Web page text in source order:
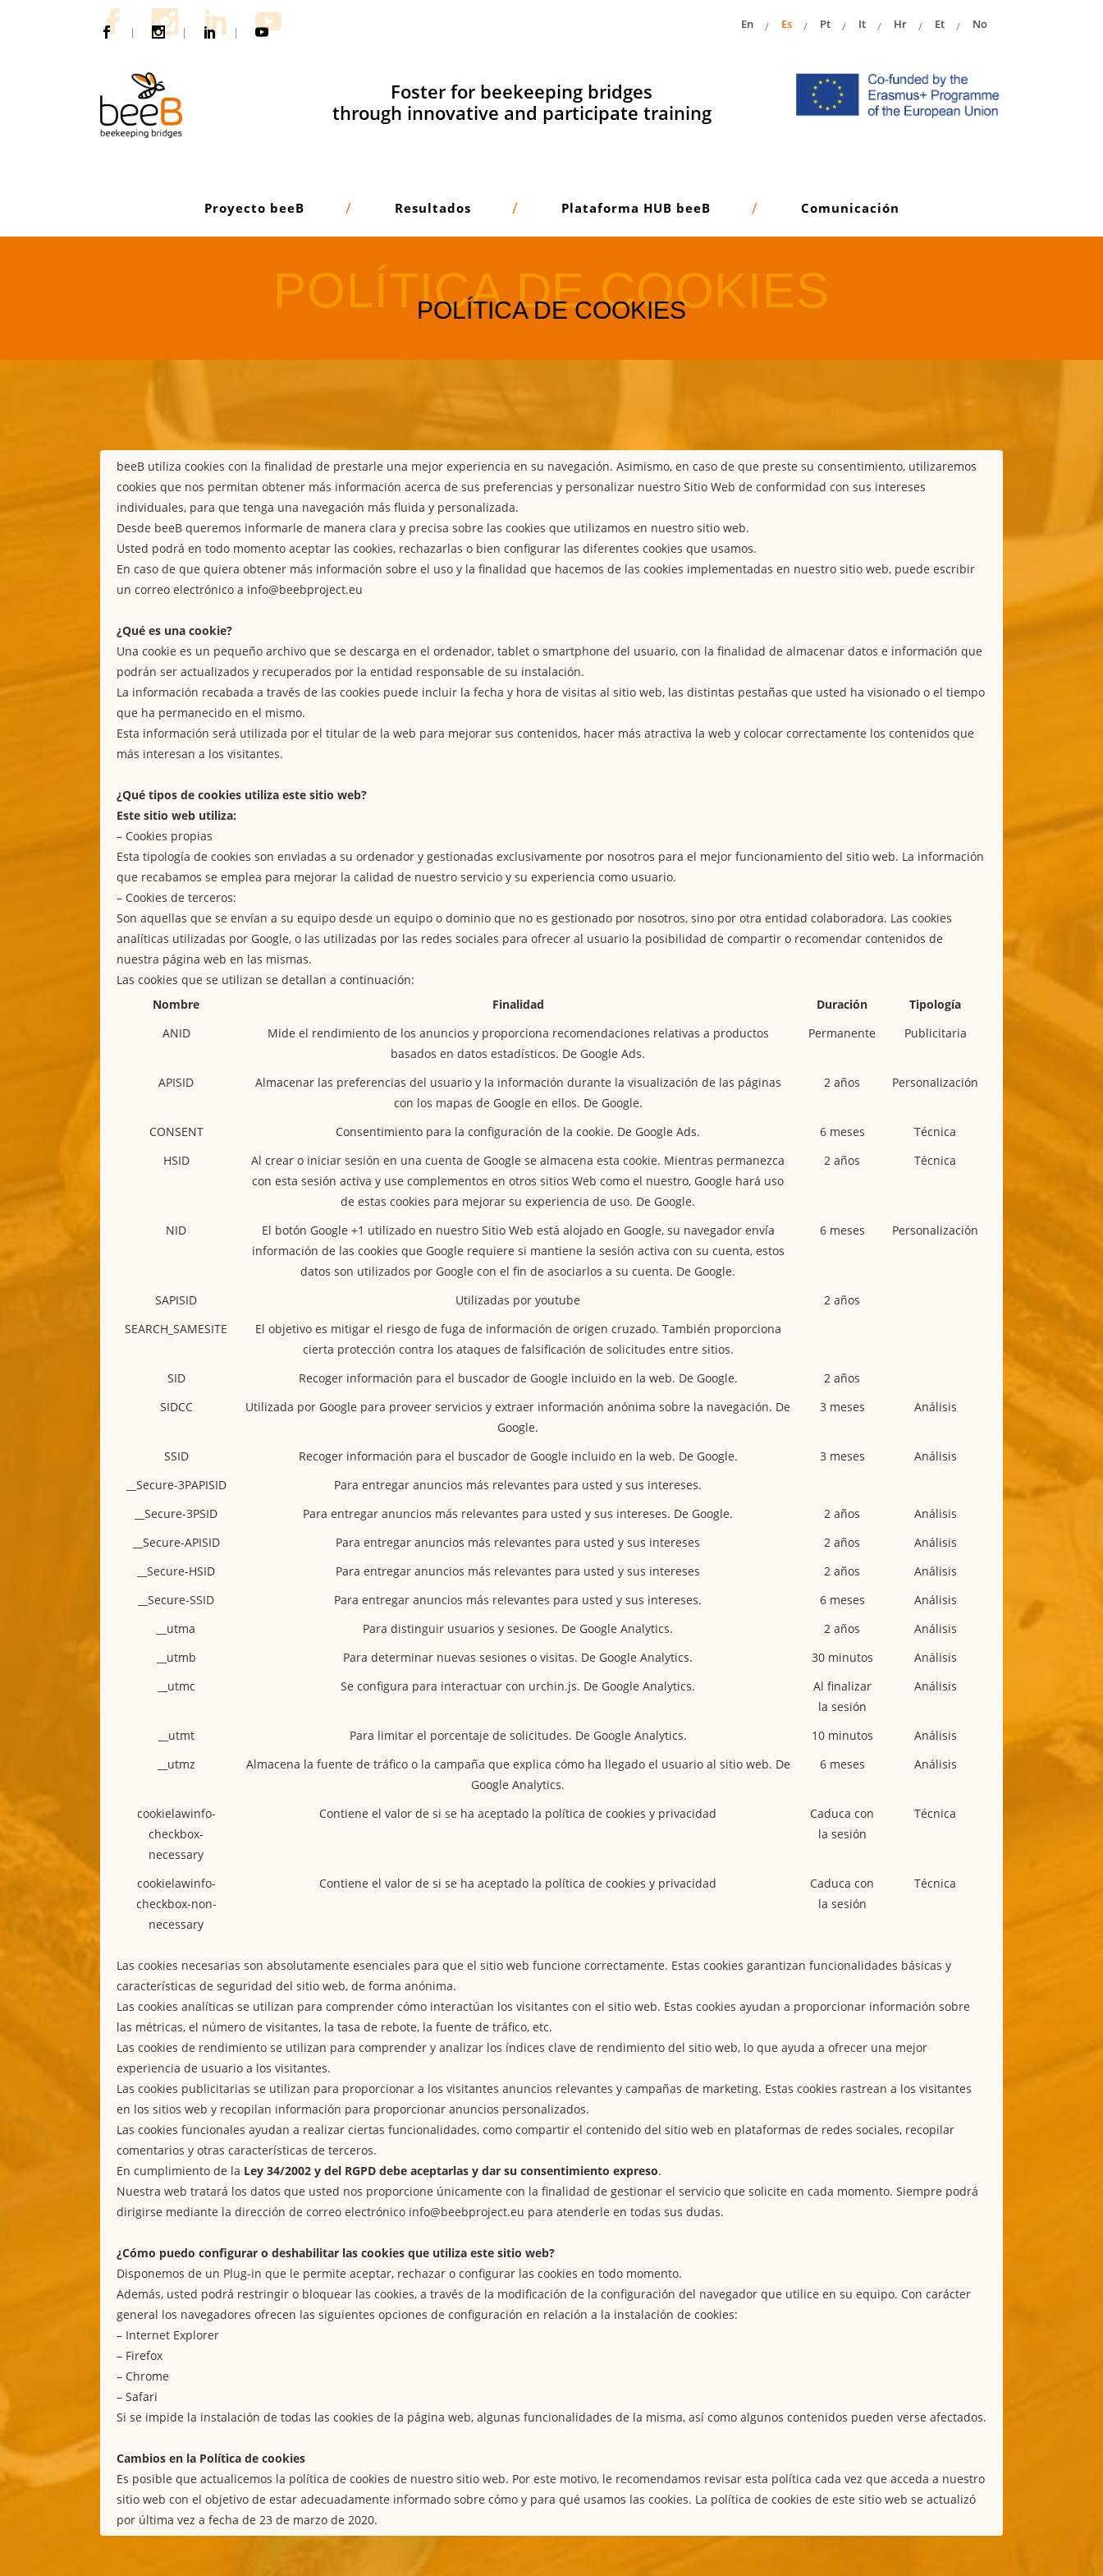
| | |
En Es Pt It Hr Et No
Foster for beekeeping bridges
through innovative and participate training
Proyecto beeB Resultados Plataforma HUB beeB Comunicación
beeB utiliza cookies con la finalidad de prestarle una mejor experiencia en su navegación. Asimismo, en caso de que preste su consentimiento, utilizaremos
cookies que nos permitan obtener más información acerca de sus preferencias y personalizar nuestro Sitio Web de conformidad con sus intereses
individuales, para que tenga una navegación más fluida y personalizada.
Desde beeB queremos informarle de manera clara y precisa sobre las cookies que utilizamos en nuestro sitio web.
Usted podrá en todo momento aceptar las cookies, rechazarlas o bien configurar las diferentes cookies que usamos.
En caso de que quiera obtener más información sobre el uso y la finalidad que hacemos de las cookies implementadas en nuestro sitio web, puede escribir
un correo electrónico a info@beebproject.eu
¿Qué es una cookie?
Una cookie es un pequeño archivo que se descarga en el ordenador, tablet o smartphone del usuario, con la finalidad de almacenar datos e información que
podrán ser actualizados y recuperados por la entidad responsable de su instalación.
La información recabada a través de las cookies puede incluir la fecha y hora de visitas al sitio web, las distintas pestañas que usted ha visionado o el tiempo
que ha permanecido en el mismo.
Esta información será utilizada por el titular de la web para mejorar sus contenidos, hacer más atractiva la web y colocar correctamente los contenidos que
más interesan a los visitantes.
¿Qué tipos de cookies utiliza este sitio web?
Este sitio web utiliza:
– Cookies propias
Esta tipología de cookies son enviadas a su ordenador y gestionadas exclusivamente por nosotros para el mejor funcionamiento del sitio web. La información
que recabamos se emplea para mejorar la calidad de nuestro servicio y su experiencia como usuario.
– Cookies de terceros:
Son aquellas que se envían a su equipo desde un equipo o dominio que no es gestionado por nosotros, sino por otra entidad colaboradora. Las cookies
analíticas utilizadas por Google, o las utilizadas por las redes sociales para ofrecer al usuario la posibilidad de compartir o recomendar contenidos de
nuestra página web en las mismas.
Las cookies que se utilizan se detallan a continuación:
Nombre
Finalidad Duración
Tipología
ANID
Mide el rendimiento de los anuncios y proporciona recomendaciones relativas a productos
basados en datos estadísticos. De Google Ads.
Permanente Publicitaria
APISID
Almacenar las preferencias del usuario y la información durante la visualización de las páginas
con los mapas de Google en ellos. De Google.
2 años Personalización
CONSENT Consentimiento para la configuración de la cookie. De Google Ads. 6 meses
Técnica
HSID
Al crear o iniciar sesión en una cuenta de Google se almacena esta cookie. Mientras permanezca
con esta sesión activa y use complementos en otros sitios Web como el nuestro, Google hará uso
de estas cookies para mejorar su experiencia de uso. De Google.
2 años Técnica
NID
El botón Google +1 utilizado en nuestro Sitio Web está alojado en Google, su navegador envía
información de las cookies que Google requiere si mantiene la sesión activa con su cuenta, estos
datos son utilizados por Google con el fin de asociarlos a su cuenta. De Google.
6 meses Personalización
SAPISID Utilizadas por youtube
2 años
SEARCH_SAMESITE
El objetivo es mitigar el riesgo de fuga de información de origen cruzado. También proporciona
cierta protección contra los ataques de falsificación de solicitudes entre sitios.
SID
Recoger información para el buscador de Google incluido en la web. De Google.
2 años
SIDCC
Utilizada por Google para proveer servicios y extraer información anónima sobre la navegación. De
Google.
3 meses Análisis
SSID Recoger información para el buscador de Google incluido en la web. De Google. 3 meses
Análisis
__Secure-3PAPISID
Para entregar anuncios más relevantes para usted y sus intereses.
__Secure-3PSID
Para entregar anuncios más relevantes para usted y sus intereses. De Google. 2 años
Análisis
__Secure-APISID
Para entregar anuncios más relevantes para usted y sus intereses 2 años
Análisis
__Secure-HSID
Para entregar anuncios más relevantes para usted y sus intereses 2 años
Análisis
__Secure-SSID
Para entregar anuncios más relevantes para usted y sus intereses. 6 meses
Análisis
__utma
Para distinguir usuarios y sesiones. De Google Analytics. 2 años
Análisis
__utmb
Para determinar nuevas sesiones o visitas. De Google Analytics. 30 minutos
Análisis
__utmc
Se configura para interactuar con urchin.js. De Google Analytics.
Al finalizar
la sesión
Análisis
__utmt Para limitar el porcentaje de solicitudes. De Google Analytics. 10 minutos
Análisis
__utmz
Almacena la fuente de tráfico o la campaña que explica cómo ha llegado el usuario al sitio web. De
Google Analytics.
6 meses Análisis
cookielawinfo-
checkbox-
necessary
Contiene el valor de si se ha aceptado la política de cookies y privacidad
Caduca con
la sesión
Técnica
cookielawinfo-
checkbox-non-
necessary
Contiene el valor de si se ha aceptado la política de cookies y privacidad
Caduca con
la sesión
Técnica
Las cookies necesarias son absolutamente esenciales para que el sitio web funcione correctamente. Estas cookies garantizan funcionalidades básicas y
características de seguridad del sitio web, de forma anónima.
Las cookies analíticas se utilizan para comprender cómo interactúan los visitantes con el sitio web. Estas cookies ayudan a proporcionar información sobre
las métricas, el número de visitantes, la tasa de rebote, la fuente de tráfico, etc.
Las cookies de rendimiento se utilizan para comprender y analizar los índices clave de rendimiento del sitio web, lo que ayuda a ofrecer una mejor
experiencia de usuario a los visitantes.
Las cookies publicitarias se utilizan para proporcionar a los visitantes anuncios relevantes y campañas de marketing. Estas cookies rastrean a los visitantes
en los sitios web y recopilan información para proporcionar anuncios personalizados.
Las cookies funcionales ayudan a realizar ciertas funcionalidades, como compartir el contenido del sitio web en plataformas de redes sociales, recopilar
comentarios y otras características de terceros.
En cumplimiento de la Ley 34/2002 y del RGPD debe aceptarlas y dar su consentimiento expreso.
Nuestra web tratará los datos que usted nos proporcione únicamente con la finalidad de gestionar el servicio que solicite en cada momento. Siempre podrá
dirigirse mediante la dirección de correo electrónico info@beebproject.eu para atenderle en todas sus dudas.
¿Cómo puedo configurar o deshabilitar las cookies que utiliza este sitio web?
Disponemos de un Plug-in que le permite aceptar, rechazar o configurar las cookies en todo momento.
Además, usted podrá restringir o bloquear las cookies, a través de la modificación de la configuración del navegador que utilice en su equipo. Con carácter
general los navegadores ofrecen las siguientes opciones de configuración en relación a la instalación de cookies:
– Internet Explorer
– Firefox
– Chrome
– Safari
Si se impide la instalación de todas las cookies de la página web, algunas funcionalidades de la misma, así como algunos contenidos pueden verse afectados.
Cambios en la Política de cookies
Es posible que actualicemos la política de cookies de nuestro sitio web. Por este motivo, le recomendamos revisar esta política cada vez que acceda a nuestro
sitio web con el objetivo de estar adecuadamente informado sobre cómo y para qué usamos las cookies. La política de cookies de este sitio web se actualizó
por última vez a fecha de 23 de marzo de 2020.